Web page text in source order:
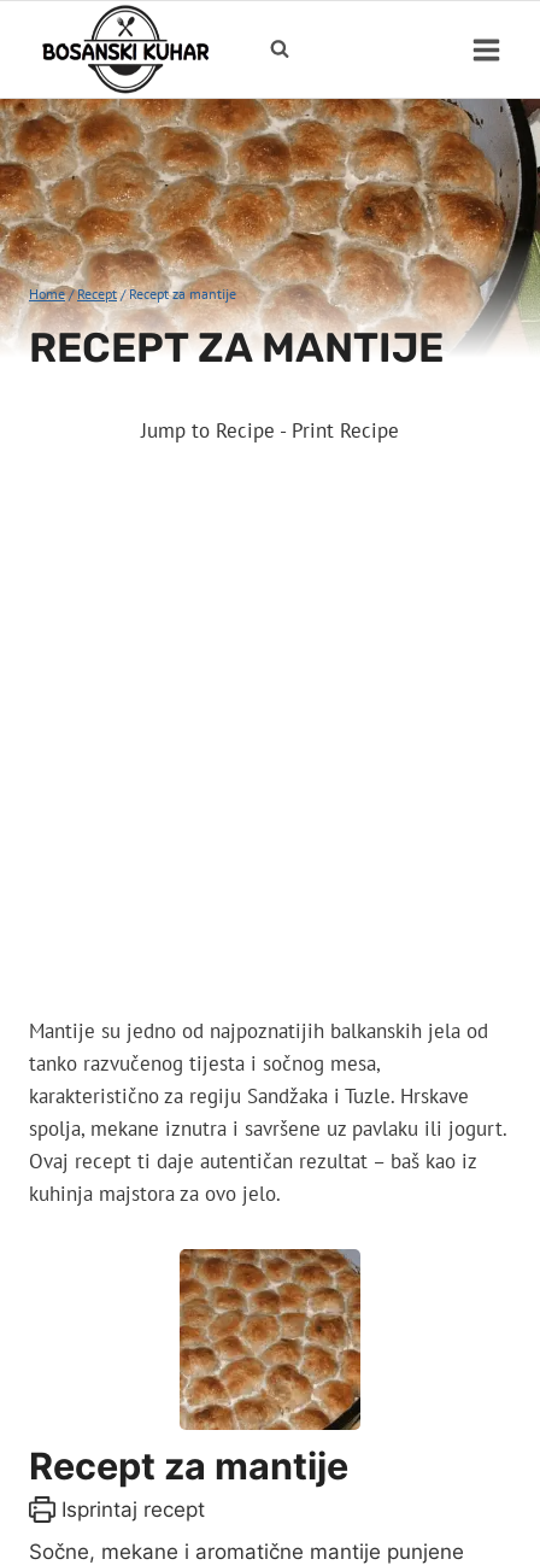
Home / Recept / Recept za mantije
RECEPT ZA MANTIJE
Jump to Recipe - Print Recipe
Mantije su jedno od najpoznatijih balkanskih jela od
tanko razvučenog tijesta i sočnog mesa,
karakteristično za regiju Sandžaka i Tuzle. Hrskave
spolja, mekane iznutra i savršene uz pavlaku ili jogurt.
Ovaj recept ti daje autentičan rezultat – baš kao iz
kuhinja majstora za ovo jelo.
Recept za mantije
Isprintaj recept
Sočne, mekane i aromatične mantije punjene